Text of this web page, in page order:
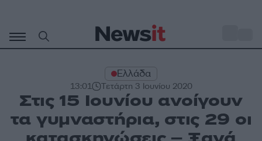
περιεχόμενο
Ελλάδα
13:01 Τετάρτη 3 Ιουνίου 2020
Στις 15 Ιουνίου ανοίγουν
τα γυμναστήρια, στις 29 οι